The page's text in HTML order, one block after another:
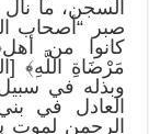
صبر “أصحاب
كانوا من
وبذله في
العادل في
الرحمن لموت